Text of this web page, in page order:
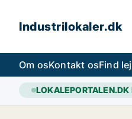
Industrilokaler.dk
Om osKontakt osFind
LOKALEPORTALEN.DK